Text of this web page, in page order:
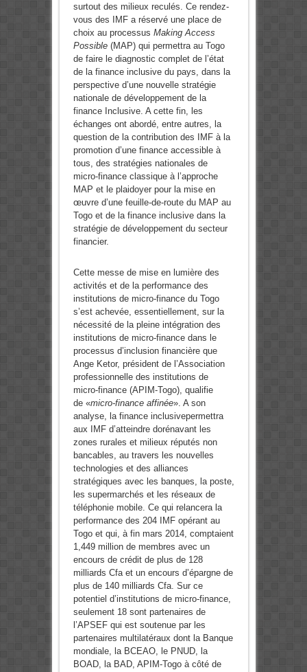
surtout des milieux reculés. Ce rendez-
vous des IMF a réservé une place de
choix au processus Making Access
Possible(MAP) qui permettra au Togo
de faire le diagnostic complet de l’état
de la finance inclusive du pays, dans la
perspective d’une nouvelle stratégie
nationale de développement de la
finance Inclusive. A cette fin, les
échanges ont abordé, entre autres, la
question de la contribution des IMF à la
promotion d’une finance accessible à
tous, des stratégies nationales de
micro-finance classique à l’approche
MAP et le plaidoyer pour la mise en
œuvre d’une feuille-de-route du MAP au
Togo et de la finance inclusive dans la
stratégie de développement du secteur
financier.
Cette messe de mise en lumière des
activités et de la performance des
institutions de micro-finance du Togo
s’est achevée, essentiellement, sur la
nécessité de la pleine intégration des
institutions de micro-finance dans le
processus d’inclusion financière que
Ange Ketor, président de l’Association
professionnelle des institutions de
micro-finance (APIM-Togo), qualifie
de «micro-finance affinée». A son
analyse, la finance inclusivepermettra
aux IMF d’atteindre dorénavant les
zones rurales et milieux réputés non
bancables, au travers les nouvelles
technologies et des alliances
stratégiques avec les banques, la poste,
les supermarchés et les réseaux de
téléphonie mobile. Ce qui relancera la
performance des 204 IMF opérant au
Togo et qui, à fin mars 2014, comptaient
1,449 million de membres avec un
encours de crédit de plus de 128
milliards Cfa et un encours d’épargne de
plus de 140 milliards Cfa. Sur ce
potentiel d’institutions de micro-finance,
seulement 18 sont partenaires de
l’APSEF qui est soutenue par les
partenaires multilatéraux dont la Banque
mondiale, la BCEAO, le PNUD, la
BOAD, la BAD, APIM-Togo à côté de